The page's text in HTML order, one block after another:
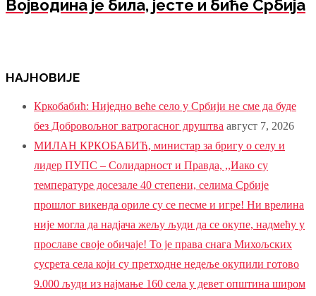
Војводина је била, јесте и биће Србија
НАЈНОВИЈЕ
Кркобабић: Ниједно веће село у Србији не сме да буде
без Добровољног ватрогасног друштва август 7, 2026
МИЛАН КРКОБАБИЋ, министар за бригу о селу и
лидер ПУПС – Солидарност и Правда, ,,Иако су
температуре досезале 40 степени, селима Србије
прошлог викенда ориле су се песме и игре! Ни врелина
није могла да надјача жељу људи да се окупе, надмећу у
прославе своје обичаје! То је права снага Михољских
сусрета села који су претходне недеље окупили готово
9.000 људи из најмање 160 села у девет општина широм